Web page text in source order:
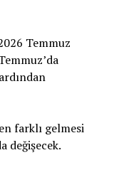
Temmuz
farklı gelmesi
değişecek.